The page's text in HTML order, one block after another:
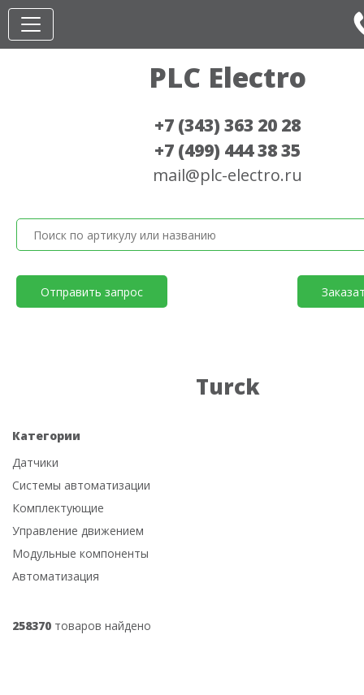
PLC Electro
+7 (343) 363 20 28
+7 (499) 444 38 35
mail@plc-electro.ru
Отправить запрос
Turck
Категории
Датчики
Системы автоматизации
Комплектующие
Управление движением
Модульные компоненты
Автоматизация
258370 товаров найдено